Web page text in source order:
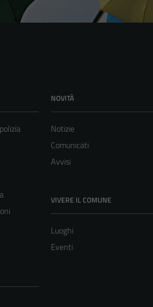
NOVITÀ
Notizie
Comunicati
Avvisi
VIVERE IL COMUNE
Luoghi
Eventi